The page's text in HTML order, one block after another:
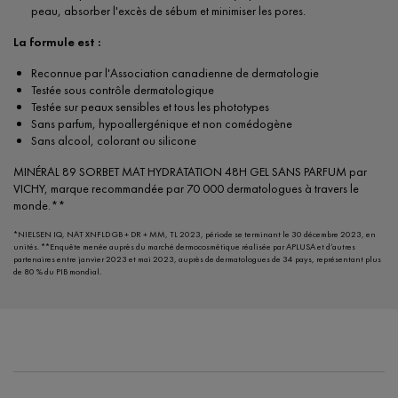
peau, absorber l'excès de sébum et minimiser les pores.
La formule est :
Reconnue par l'Association canadienne de dermatologie
Testée sous contrôle dermatologique
Testée sur peaux sensibles et tous les phototypes
Sans parfum, hypoallergénique et non comédogène
Sans alcool, colorant ou silicone
MINÉRAL 89 SORBET MAT HYDRATATION 48H GEL SANS PARFUM par
VICHY, marque recommandée par 70 000 dermatologues à travers le
monde.**
*NIELSEN IQ, NAT XNFLD GB + DR + MM, TL 2023, période se terminant le 30 décembre 2023, en
unités. **Enquête menée auprès du marché dermocosmétique réalisée par APLUSA et d’autres
partenaires entre janvier 2023 et mai 2023, auprès de dermatologues de 34 pays, représentant plus
de 80 % du PIB mondial.